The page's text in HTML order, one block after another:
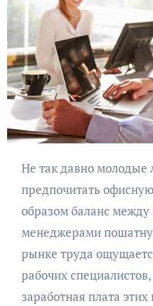
Не так давно молодые люди стали
предпочитать
образом баланс
менеджерами
рынке труда
рабочих
заработная плата